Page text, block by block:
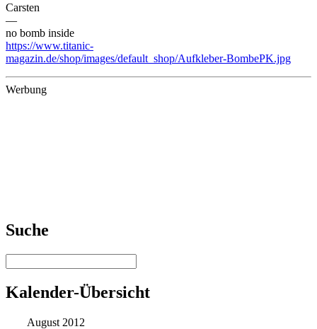
Carsten
—
no bomb inside
https://www.titanic-
magazin.de/shop/images/default_shop/Aufkleber-BombePK.jpg
Werbung
Suche
Kalender-Übersicht
August 2012